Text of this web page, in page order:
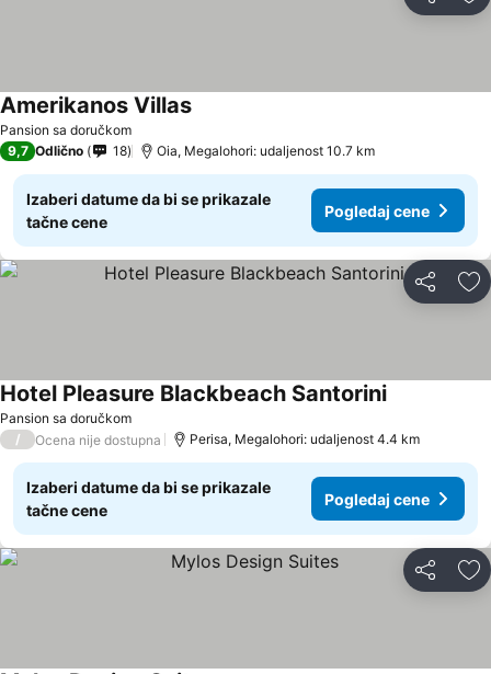
Pansion sa doručkom
Amerikanos Villas
9,7 Odlično 18 Oia, Megalohori: udaljenost 10.7 km
Izaberi datume da bi se prikazale
tačne cene
Pogledaj cene
Deli
Pansion sa doručkom
Hotel Pleasure Blackbeach Santorini
/ Ocena nije dostupna Perisa, Megalohori: udaljenost 4.4 km
Izaberi datume da bi se prikazale
tačne cene
Pogledaj cene
Deli